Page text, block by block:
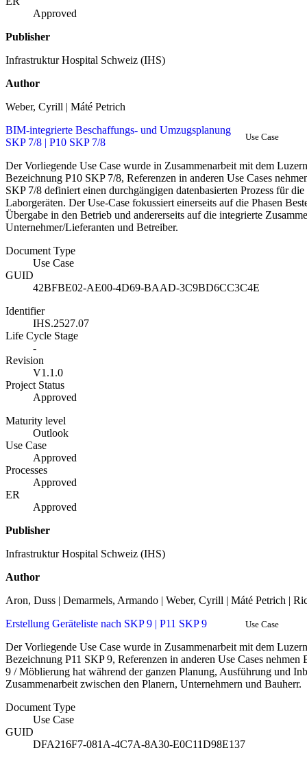
Approved
Publisher
Infrastruktur Hospital Schweiz (IHS)
Author
Weber, Cyrill | Máté Petrich
BIM-integrierte Beschaffungs- und Umzugsplanung
SKP 7/8 | P10 SKP 7/8
Use Case
Der Vorliegende Use Case wurde in Zusammenarbeit mit dem
Bezeichnung P10 SKP 7/8, Referenzen in anderen Use Cases
SKP 7/8 definiert einen durchgängigen datenbasierten Prozess für
Laborgeräten. Der Use-Case fokussiert einerseits auf die Phasen
Übergabe in den Betrieb und andererseits auf die integrierte
Unternehmer/Lieferanten und Betreiber.
Document Type
Use Case
GUID
42BFBE02-AE00-4D69-BAAD-3C9BD6CC3C4E
Identifier
IHS.2527.07
Life Cycle Stage
-
Revision
V1.1.0
Project Status
Approved
Maturity level
Outlook
Use Case
Approved
Processes
Approved
ER
Approved
Publisher
Infrastruktur Hospital Schweiz (IHS)
Author
Aron, Duss | Demarmels, Armando | Weber, Cyrill | Máté Petrich |
Erstellung Geräteliste nach SKP 9 | P11 SKP 9
Use Case
Der Vorliegende Use Case wurde in Zusammenarbeit mit dem
Bezeichnung P11 SKP 9, Referenzen in anderen Use Cases
9 / Möblierung hat während der ganzen Planung, Ausführung und
Zusammenarbeit zwischen den Planern, Unternehmern und Bauherr.
Document Type
Use Case
GUID
DFA216F7-081A-4C7A-8A30-E0C11D98E137